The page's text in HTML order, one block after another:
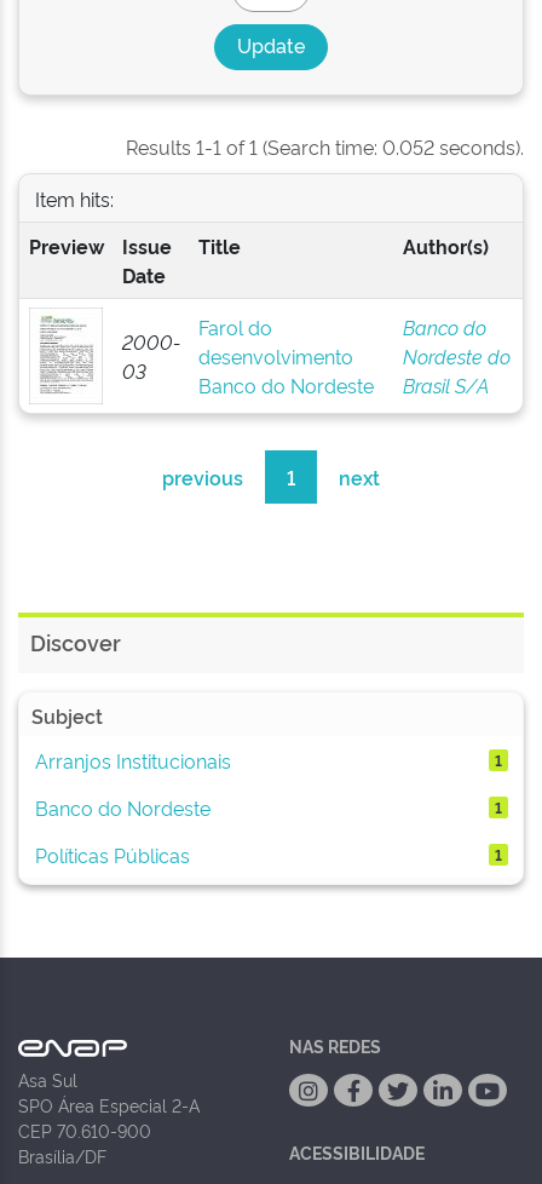
Results 1-1 of 1 (Search time: 0.052 seconds).
Item hits:
Preview
Issue
Date
Title Author(s)
2000-
03
Farol do
desenvolvimento
Banco do Nordeste
Banco do
Nordeste do
Brasil S/A
previous 1 next
Discover
Subject
Arranjos Institucionais
1
Banco do Nordeste 1
Políticas Públicas 1
Asa Sul
SPO Área Especial 2-A
CEP 70.610-900
Brasília/DF
NAS REDES
ACESSIBILIDADE